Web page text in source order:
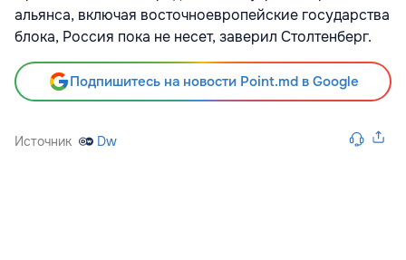
альянса, включая восточноевропейские государства
блока, Россия пока не несет, заверил Столтенберг.
Подпишитесь на новости Point.md в Google
Источник Dw